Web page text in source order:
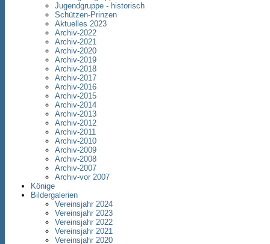
Jugendgruppe - historisch
Schützen-Prinzen
Aktuelles 2023
Archiv-2022
Archiv-2021
Archiv-2020
Archiv-2019
Archiv-2018
Archiv-2017
Archiv-2016
Archiv-2015
Archiv-2014
Archiv-2013
Archiv-2012
Archiv-2011
Archiv-2010
Archiv-2009
Archiv-2008
Archiv-2007
Archiv-vor 2007
Könige
Bildergalerien
Vereinsjahr 2024
Vereinsjahr 2023
Vereinsjahr 2022
Vereinsjahr 2021
Vereinsjahr 2020